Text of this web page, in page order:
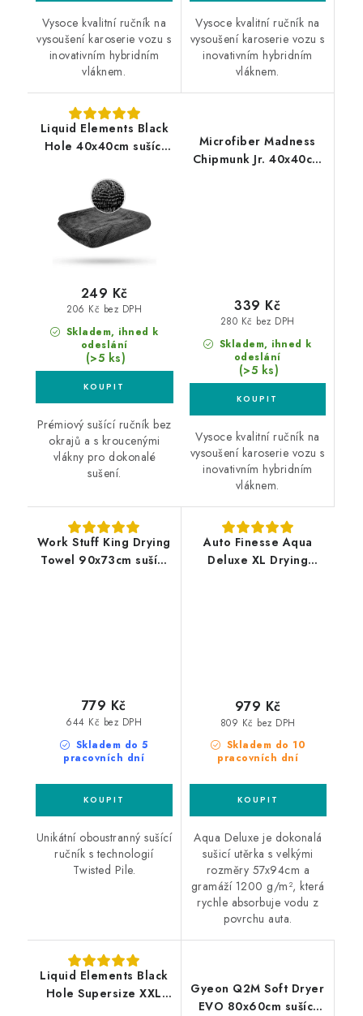
Vysoce kvalitní ručník na
vysoušení karoserie vozu s
inovativním hybridním
vláknem.
Vysoce kvalitní ručník na
vysoušení karoserie vozu s
inovativním hybridním
vláknem.
Liquid Elements Black
Hole 40x40cm sušící
Skladem, ihned k
odeslání
(>5 ks)
206 Kč bez DPH
249 Kč
Prémiový sušící ručník bez
okrajů a s kroucenými
vlákny pro dokonalé
sušení.
Microfiber Madness
Chipmunk Jr. 40x40cm
Skladem, ihned k
odeslání
(>5 ks)
280 Kč bez DPH
339 Kč
Vysoce kvalitní ručník na
vysoušení karoserie vozu s
inovativním hybridním
vláknem.
Work Stuff King Drying
Towel 90x73cm sušící
Skladem do 5
pracovních dní
644 Kč bez DPH
779 Kč
Unikátní oboustranný sušící
ručník s technologií
Twisted Pile.
Auto Finesse Aqua
Deluxe XL Drying
Skladem do 10
pracovních dní
809 Kč bez DPH
979 Kč
Aqua Deluxe je dokonalá
sušicí utěrka s velkými
rozměry 57x94cm a
gramáží 1200 g/m², která
rychle absorbuje vodu z
povrchu auta.
Liquid Elements Black
Hole Supersize XXL
Gyeon Q2M Soft Dryer
EVO 80x60cm sušící